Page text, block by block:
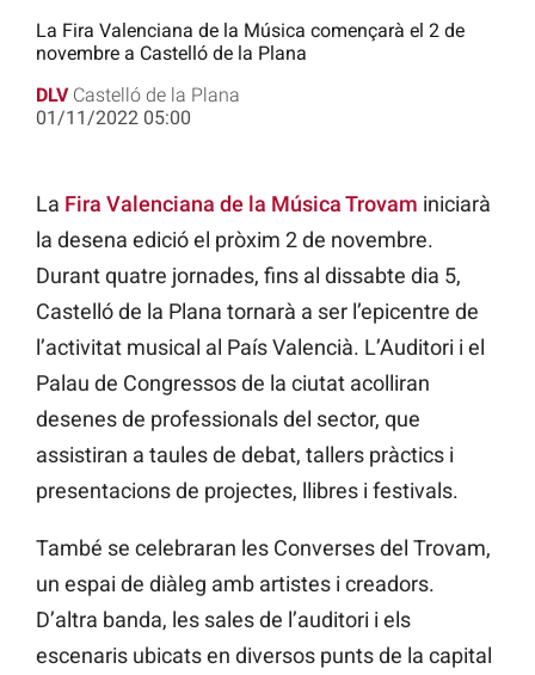
La Fira Valenciana de la Música començarà el 2 de
novembre a Castelló de la Plana
DLV Castelló de la Plana
01/11/2022 05:00
La Fira Valenciana de la Música Trovam iniciarà
la desena edició el pròxim 2 de novembre.
Durant quatre jornades, fins al dissabte dia 5,
Castelló de la Plana tornarà a ser l’epicentre de
l’activitat musical al País Valencià. L’Auditori i el
Palau de Congressos de la ciutat acolliran
desenes de professionals del sector, que
assistiran a taules de debat, tallers pràctics i
presentacions de projectes, llibres i festivals.
També se celebraran les Converses del Trovam,
un espai de diàleg amb artistes i creadors.
D’altra banda, les sales de l’auditori i els
escenaris ubicats en diversos punts de la capital